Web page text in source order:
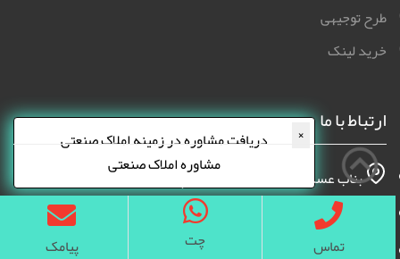
تماس چت پیامک
×
دریافت مشاوره در زمینه املاک صنعتی
مشاوره املاک صنعتی
طرح توجیهی
خرید لینک
ارتباط با ما
بناب عسگرآباد بن بست نریمانی پلاک 109
09130850514